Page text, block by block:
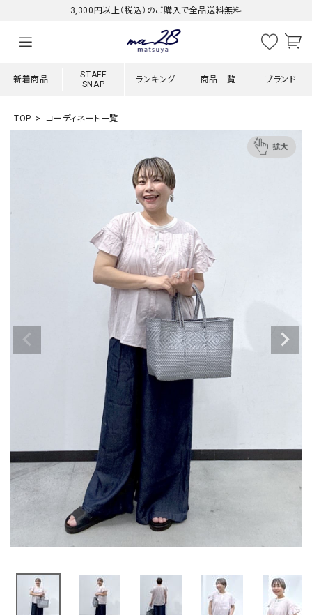
3,300円以上（税込）のご購入で全品送料無料
新着商品
STAFF
SNAP
ランキング 商品一覧 ブランド
TOP コーディネート一覧